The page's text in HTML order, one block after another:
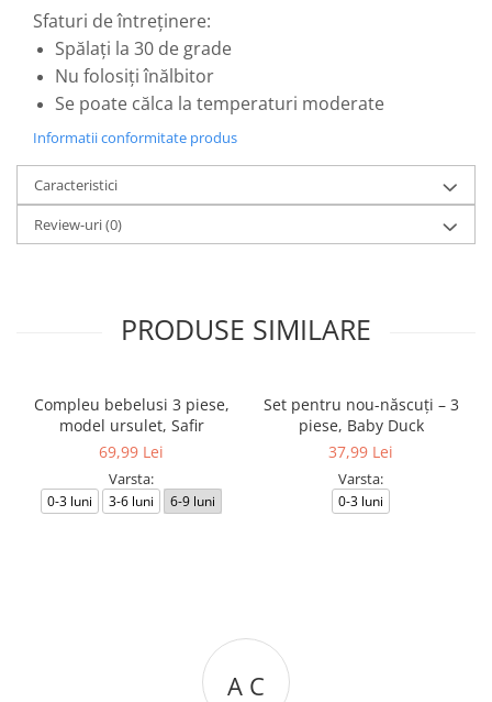
Sfaturi de întreținere:
Spălați la 30 de grade
Nu folosiți înălbitor
Se poate călca la temperaturi moderate
Informatii conformitate produs
Caracteristici
Review-uri(0)
PRODUSE SIMILARE
Compleu bebelusi 3 piese,
model ursulet, Safir
69,99 Lei
Varsta:
0-3 luni 3-6 luni 6-9 luni
Set pentru nou-născuți – 3
piese, Baby Duck
37,99 Lei
Varsta:
0-3 luni